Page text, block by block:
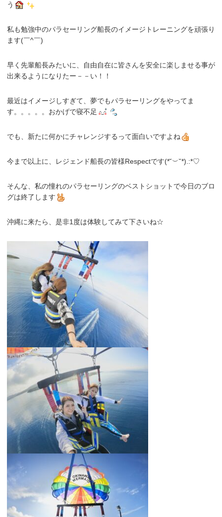
う
私も勉強中のパラセーリング船長のイメージトレーニングを頑張り
ます(￣^￣)ゞ
早く先輩船長みたいに、自由自在に皆さんを安全に楽しませる事が
出来るようになりたー－－い！！
最近はイメージしすぎて、夢でもパラセーリングをやってま
す。。。。。おかげで寝不足
でも、新たに何かにチャレンジするって面白いですよね
今まで以上に、レジェンド船長の皆様Respectです(*˘︶˘*).:*♡
そんな、私の憧れのパラセーリングのベストショットで今日のブロ
グは終了します
沖縄に来たら、是非1度は体験してみて下さいね☆